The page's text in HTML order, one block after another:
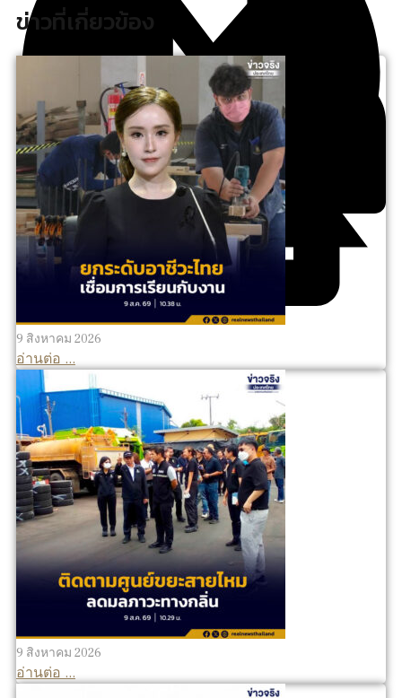
ข่าวที่เกี่ยวข้อง
9 สิงหาคม 2026
อ่านต่อ ...
9 สิงหาคม 2026
อ่านต่อ ...